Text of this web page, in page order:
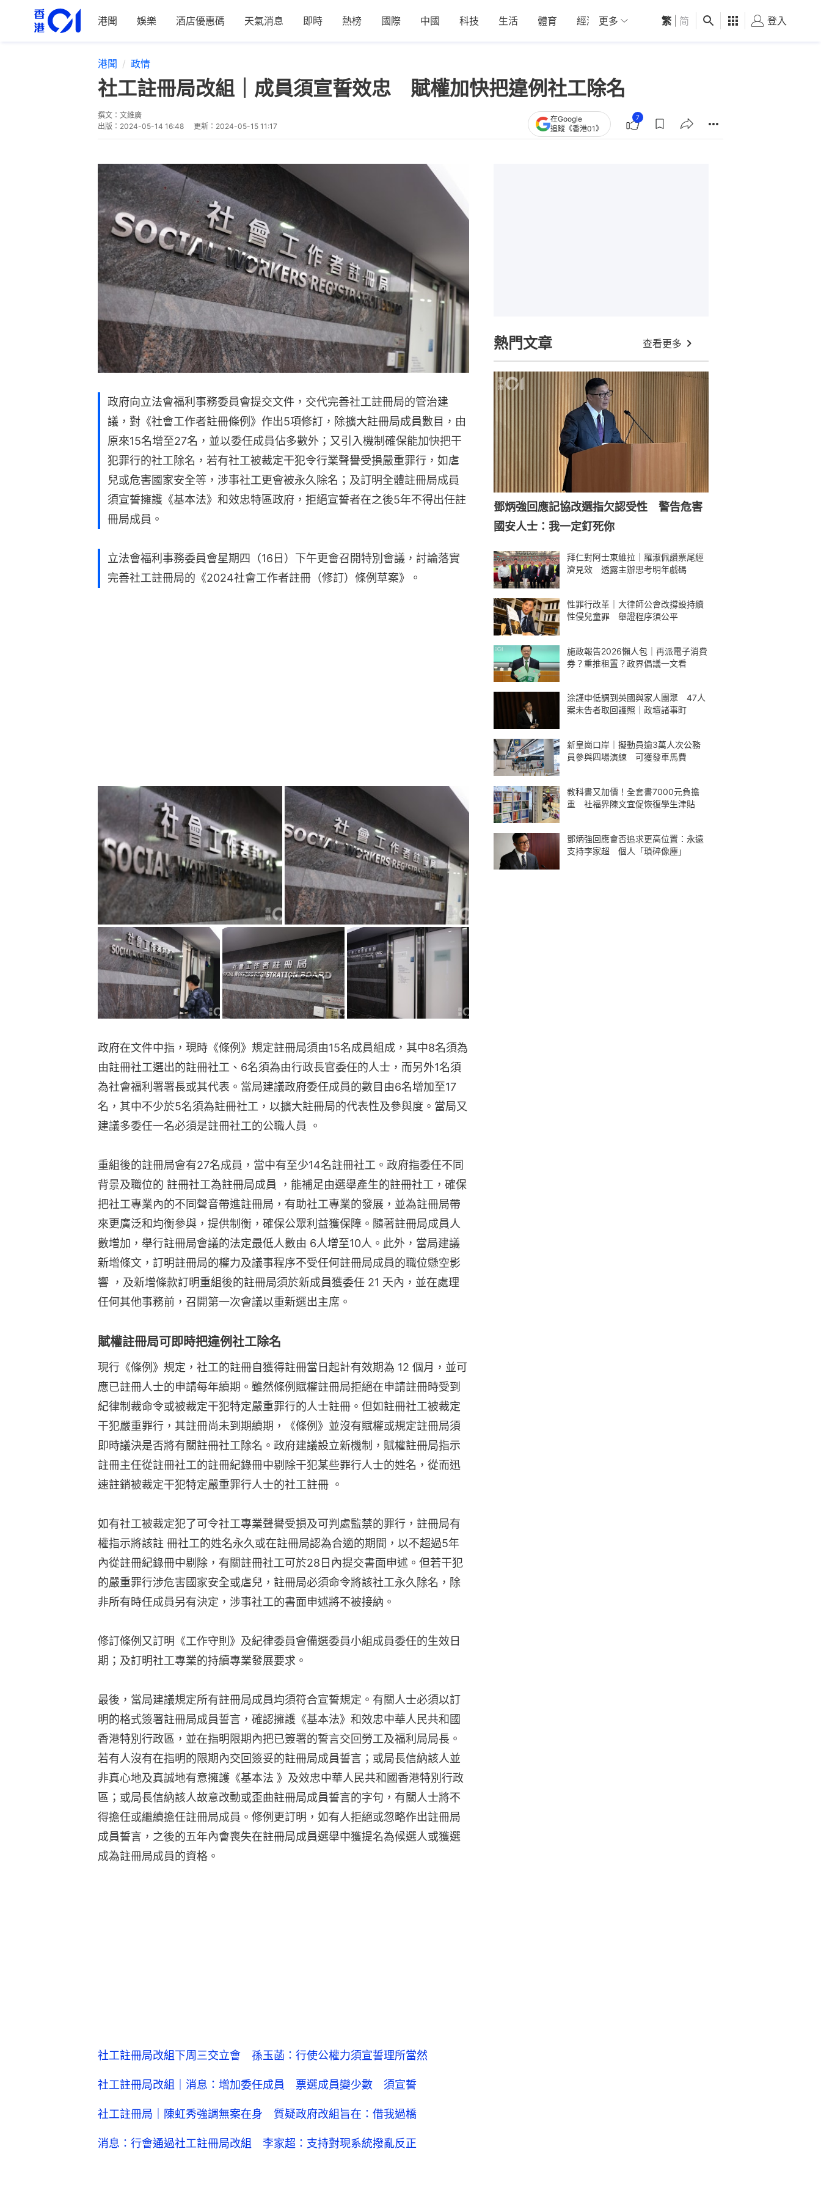
港聞 娛樂 酒店優惠碼 天氣消息 即時 熱榜 國際 中國 科技 生活 體育 經濟 01深圳 觀點 健康 好食玩飛
更多 繁 简 登入
港聞 政情
社工註冊局改組｜成員須宣誓效忠 賦權加快把違例社工除名
撰文： 文維廣
出版： 2024-05-14 16:48 更新： 2024-05-15 11:17
在Google
追蹤《香港01》
7
政府向立法會福利事務委員會提交文件，交代完善社工註冊局的管治建
議，對《社會工作者註冊條例》作出5項修訂，除擴大註冊局成員數目，由
原來15名增至27名，並以委任成員佔多數外；又引入機制確保能加快把干
犯罪行的社工除名，若有社工被裁定干犯令行業聲譽受損嚴重罪行，如虐
兒或危害國家安全等，涉事社工更會被永久除名；及訂明全體註冊局成員
須宣誓擁護《基本法》和效忠特區政府，拒絕宣誓者在之後5年不得出任註
冊局成員。
立法會福利事務委員會星期四（16日）下午更會召開特別會議，討論落實
完善社工註冊局的《2024社會工作者註冊（修訂）條例草案》。
政府在文件中指，現時《條例》規定註冊局須由15名成員組成，其中8名須為
由註冊社工選出的註冊社工、6名須為由行政長官委任的人士，而另外1名須
為社會福利署署長或其代表。當局建議政府委任成員的數目由6名增加至17
名，其中不少於5名須為註冊社工，以擴大註冊局的代表性及參與度。當局又
建議多委任一名必須是註冊社工的公職人員 。
重組後的註冊局會有27名成員，當中有至少14名註冊社工。政府指委任不同
背景及職位的 註冊社工為註冊局成員 ，能補足由選舉產生的註冊社工，確保
把社工專業內的不同聲音帶進註冊局，有助社工專業的發展，並為註冊局帶
來更廣泛和均衡參與，提供制衡，確保公眾利益獲保障。隨著註冊局成員人
數增加，舉行註冊局會議的法定最低人數由 6人增至10人。此外，當局建議
新增條文，訂明註冊局的權力及議事程序不受任何註冊局成員的職位懸空影
響 ，及新增條款訂明重組後的註冊局須於新成員獲委任 21 天內，並在處理
任何其他事務前，召開第一次會議以重新選出主席。
賦權註冊局可即時把違例社工除名
現行《條例》規定，社工的註冊自獲得註冊當日起計有效期為 12 個月，並可
應已註冊人士的申請每年續期。雖然條例賦權註冊局拒絕在申請註冊時受到
紀律制裁命令或被裁定干犯特定嚴重罪行的人士註冊。但如註冊社工被裁定
干犯嚴重罪行，其註冊尚未到期續期，《條例》並沒有賦權或規定註冊局須
即時議決是否將有關註冊社工除名。政府建議設立新機制，賦權註冊局指示
註冊主任從註冊社工的註冊紀錄冊中剔除干犯某些罪行人士的姓名，從而迅
速註銷被裁定干犯特定嚴重罪行人士的社工註冊 。
如有社工被裁定犯了可令社工專業聲譽受損及可判處監禁的罪行，註冊局有
權指示將該註 冊社工的姓名永久或在註冊局認為合適的期間，以不超過5年
內從註冊紀錄冊中剔除，有關註冊社工可於28日內提交書面申述。但若干犯
的嚴重罪行涉危害國家安全或虐兒，註冊局必須命令將該社工永久除名，除
非所有時任成員另有決定，涉事社工的書面申述將不被接納。
修訂條例又訂明《工作守則》及紀律委員會備選委員小組成員委任的生效日
期；及訂明社工專業的持續專業發展要求。
最後，當局建議規定所有註冊局成員均須符合宣誓規定。有關人士必須以訂
明的格式簽署註冊局成員誓言，確認擁護《基本法》和效忠中華人民共和國
香港特別行政區，並在指明限期內把已簽署的誓言交回勞工及福利局局長。
若有人沒有在指明的限期內交回簽妥的註冊局成員誓言；或局長信納該人並
非真心地及真誠地有意擁護《基本法 》及效忠中華人民共和國香港特別行政
區；或局長信納該人故意改動或歪曲註冊局成員誓言的字句，有關人士將不
得擔任或繼續擔任註冊局成員。修例更訂明，如有人拒絕或忽略作出註冊局
成員誓言，之後的五年內會喪失在註冊局成員選舉中獲提名為候選人或獲選
成為註冊局成員的資格。
社工註冊局改組下周三交立會 孫玉菡：行使公權力須宣誓理所當然
社工註冊局改組｜消息：增加委任成員 票選成員變少數 須宣誓
社工註冊局｜陳虹秀強調無案在身 質疑政府改組旨在：借我過橋
消息：行會通過社工註冊局改組 李家超：支持對現系統撥亂反正
熱門文章 查看更多
鄧炳強回應記協改選指欠認受性 警告危害
國安人士：我一定釘死你
拜仁對阿士東維拉｜羅淑佩讚票尾經
濟見效 透露主辦思考明年戲碼
性罪行改革｜大律師公會改撐設持續
性侵兒童罪 舉證程序須公平
施政報告2026懶人包｜再派電子消費
券？重推租置？政界倡議一文看
涂謹申低調到英國與家人團聚 47人
案未告者取回護照｜政壇諸事町
新皇崗口岸｜擬動員逾3萬人次公務
員參與四場演練 可獲發車馬費
教科書又加價！全套書7000元負擔
重 社福界陳文宜促恢復學生津貼
鄧炳強回應會否追求更高位置：永遠
支持李家超 個人「瑣碎像塵」